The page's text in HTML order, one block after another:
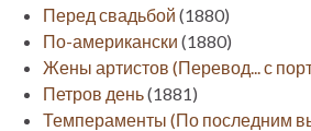
Перед свадьбой (1880)
По-американски (1880)
Жены артистов (Перевод... с
Петров день(1881)
Темпераменты (По последним